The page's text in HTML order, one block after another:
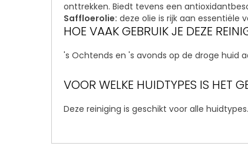
onttrekken. Biedt tevens een
Saffloerolie: deze olie is rijk aan essentiële
HOE VAAK GEBRUIK JE DEZE
's Ochtends en 's avonds op de droge huid
VOOR WELKE HUIDTYPES IS HET
Deze reiniging is geschikt voor alle huidtypes.